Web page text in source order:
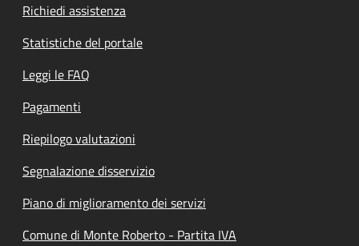
Richiedi assistenza
Statistiche del portale
Leggi le FAQ
Pagamenti
Riepilogo valutazioni
Segnalazione disservizio
Piano di miglioramento dei servizi
Comune di Monte Roberto - Partita IVA